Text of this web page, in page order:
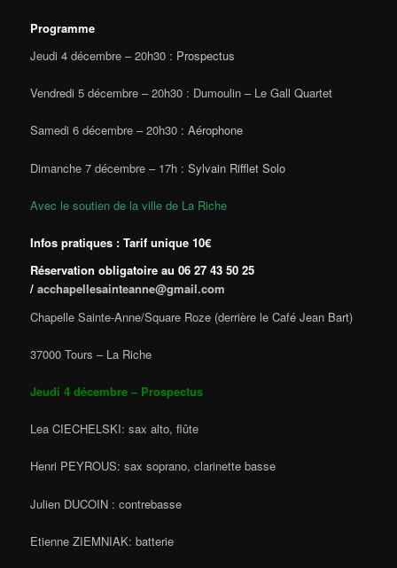
Programme
Jeudi 4 décembre – 20h30 : Prospectus
Vendredi 5 décembre – 20h30 : Dumoulin – Le Gall Quartet
Samedi 6 décembre – 20h30 :Aérophone
Dimanche 7 décembre – 17h :Sylvain Rifflet Solo
Avec le soutien de la ville de La Riche
Infos pratiques : Tarif unique 10€
Réservation obligatoire au 06 27 43 50 25
/acchapellesainteanne@gmail.com
Chapelle Sainte-Anne/Square Roze (derrière le Café Jean Bart)
37000 Tours – La Riche
Jeudi 4 décembre – Prospectus
Lea CIECHELSKI: sax alto, flûte
Henri PEYROUS: sax soprano, clarinette basse
Julien DUCOIN : contrebasse
Etienne ZIEMNIAK: batterie